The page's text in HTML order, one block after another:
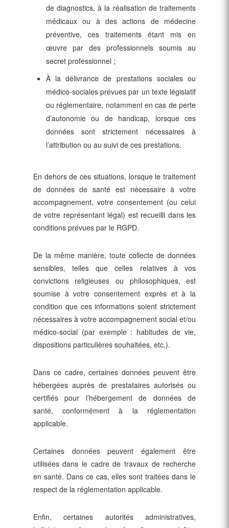
de diagnostics, à la réalisation de traitements
médicaux ou à des actions de médecine
préventive, ces traitements étant mis en
œuvre par des professionnels soumis au
secret professionnel ;
À la délivrance de prestations sociales ou
médico-sociales prévues par un texte législatif
ou réglementaire, notamment en cas de perte
d’autonomie ou de handicap, lorsque ces
données sont strictement nécessaires à
l’attribution ou au suivi de ces prestations.
En dehors de ces situations, lorsque le traitement
de données de santé est nécessaire à votre
accompagnement, votre consentement (ou celui
de votre représentant légal) est recueilli dans les
conditions prévues par le RGPD.
De la même manière, toute collecte de données
sensibles, telles que celles relatives à vos
convictions religieuses ou philosophiques, est
soumise à votre consentement exprès et à la
condition que ces informations soient strictement
nécessaires à votre accompagnement social et/ou
médico-social (par exemple : habitudes de vie,
dispositions particulières souhaitées, etc.).
Dans ce cadre, certaines données peuvent être
hébergées auprès de prestataires autorisés ou
certifiés pour l’hébergement de données de
santé, conformément à la réglementation
applicable.
Certaines données peuvent également être
utilisées dans le cadre de travaux de recherche
en santé. Dans ce cas, elles sont traitées dans le
respect de la réglementation applicable.
Enfin, certaines autorités administratives,